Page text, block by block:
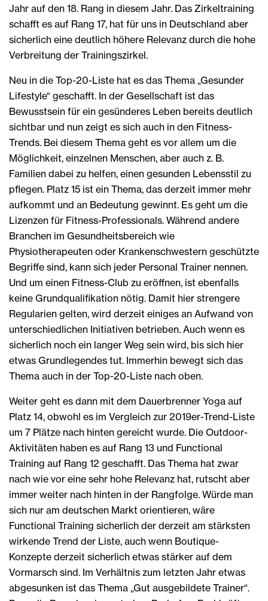
Jahr auf den 18. Rang in diesem Jahr. Das Zirkeltraining
schafft es auf Rang 17, hat für uns in Deutschland aber
sicherlich eine deutlich höhere Relevanz durch die hohe
Verbreitung der Trainingszirkel.
Neu in die Top-20-Liste hat es das Thema „Gesunder
Lifestyle“ geschafft. In der Gesellschaft ist das
Bewusstsein für ein gesünderes Leben bereits deutlich
sichtbar und nun zeigt es sich auch in den Fitness-
Trends. Bei diesem Thema geht es vor allem um die
Möglichkeit, einzelnen Menschen, aber auch z. B.
Familien dabei zu helfen, einen gesunden Lebensstil zu
pflegen. Platz 15 ist ein Thema, das derzeit immer mehr
aufkommt und an Bedeutung gewinnt. Es geht um die
Lizenzen für Fitness-Professionals. Während andere
Branchen im Gesundheitsbereich wie
Physiotherapeuten oder Krankenschwestern geschützte
Begriffe sind, kann sich jeder Personal Trainer nennen.
Und um einen Fitness-Club zu eröffnen, ist ebenfalls
keine Grundqualifikation nötig. Damit hier strengere
Regularien gelten, wird derzeit einiges an Aufwand von
unterschiedlichen Initiativen betrieben. Auch wenn es
sicherlich noch ein langer Weg sein wird, bis sich hier
etwas Grundlegendes tut. Immerhin bewegt sich das
Thema auch in der Top-20-Liste nach oben.
Weiter geht es dann mit dem Dauerbrenner Yoga auf
Platz 14, obwohl es im Vergleich zur 2019er-Trend-Liste
um 7 Plätze nach hinten gereicht wurde. Die Outdoor-
Aktivitäten haben es auf Rang 13 und Functional
Training auf Rang 12 geschafft. Das Thema hat zwar
nach wie vor eine sehr hohe Relevanz hat, rutscht aber
immer weiter nach hinten in der Rangfolge. Würde man
sich nur am deutschen Markt orientieren, wäre
Functional Training sicherlich der derzeit am stärksten
wirkende Trend der Liste, auch wenn Boutique-
Konzepte derzeit sicherlich etwas stärker auf dem
Vormarsch sind. Im Verhältnis zum letzten Jahr etwas
abgesunken ist das Thema „Gut ausgebildete Trainer“.